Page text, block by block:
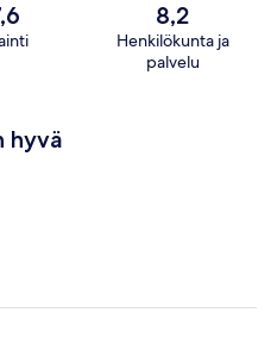
8,2
Henkilökunta ja
palvelu
hyvä